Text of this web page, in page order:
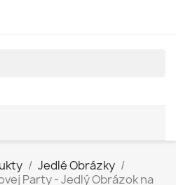
Jedlé Obrázky
Party - Jedlý Obrázok na